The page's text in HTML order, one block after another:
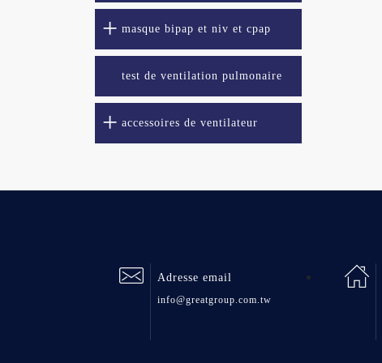
masque bipap et niv et cpap
test de ventilation pulmonaire
accessoires de ventilateur
Adresse email
info@greatgroup.com.tw